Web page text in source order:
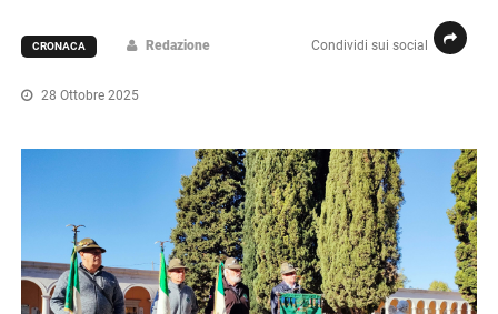
Condividi sui social
CRONACA Redazione
28 Ottobre 2025